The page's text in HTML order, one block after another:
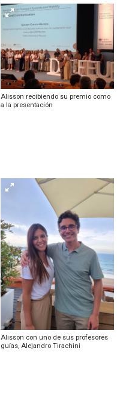
Alisson recibiendo su premio como
a la presentación
Alisson con uno de sus profesores
guías, Alejandro Tirachini